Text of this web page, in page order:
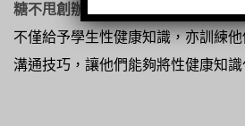
糖不甩創辦人辛蔚嫺
表示：
不僅給予學生性健康知識，亦訓練
溝通技巧，讓他們能夠將性健康知識